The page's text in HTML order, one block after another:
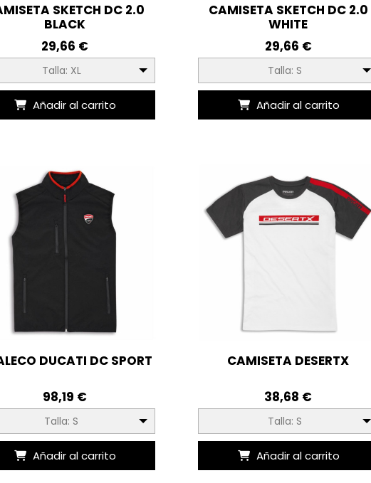
SKETCH DC 2.0
BLACK
29,66 €
Talla: XL
Añadir al carrito
CAMISETA SKETCH DC 2.0
WHITE
29,66 €
Talla: S
Añadir al carrito
DUCATI DC SPORT
98,19 €
Talla: S
Añadir al carrito
CAMISETA DESERTX
38,68 €
Talla: S
Añadir al carrito